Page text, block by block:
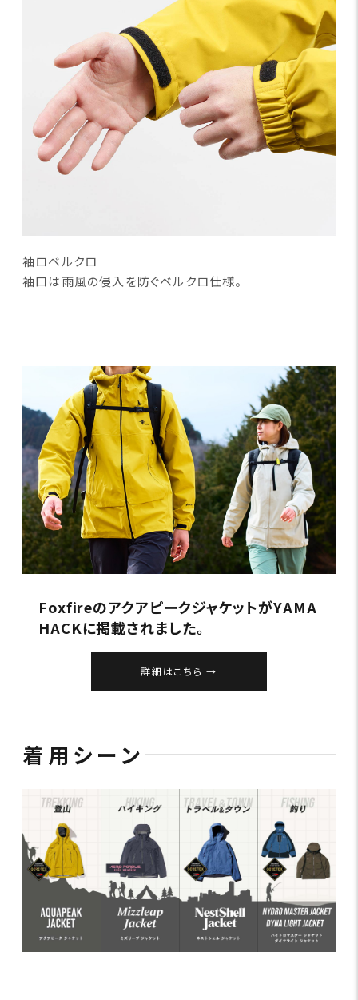
袖ロベルクロ
袖口は雨風の侵入を防ぐベルクロ仕様。
FoxfireのアクアピークジャケットがYAMA
HACKに掲載されました。
詳細はこちら
着用シーン